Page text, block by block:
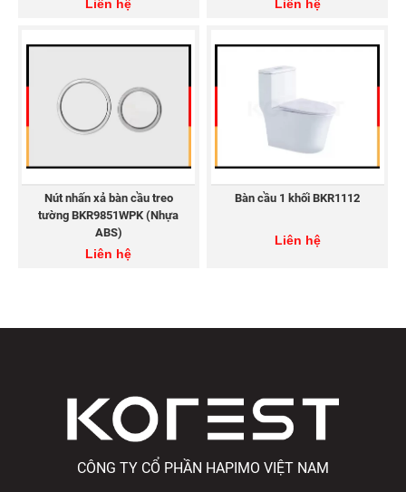
Website:https://korest.vn/
Email: lienhe@korest.vn
Facebook:
https://www.facebook.com/korestvietnam
Youtube:https://www.youtube.com/@korestvietnam
https://www.tiktok.com/@korestvietnam
Liên hệ Liên hệ
Nút nhấn xả bàn cầu treo
tường BKR9851WPK (Nhựa
ABS)
Liên hệ
Bàn cầu 1 khối BKR1112
Liên hệ
CÔNG TY CỔ PHẦN HAPIMO VIỆT NAM